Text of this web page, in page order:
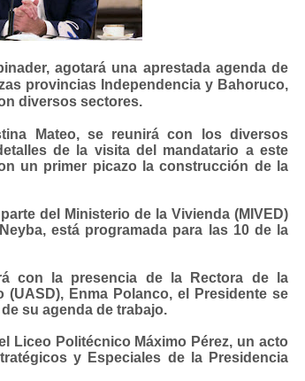
agotará una aprestada agenda de
provincias Independencia y Bahoruco,
diversos sectores.
Mateo, se reunirá con los diversos
de la visita del mandatario a este
un primer picazo la construcción de la
del Ministerio de la Vivienda (MIVED)
está programada para las 10 de la
con la presencia de la Rectora de la
Enma Polanco, el Presidente se
su agenda de trabajo.
Liceo Politécnico Máximo Pérez, un acto
y Especiales de la Presidencia